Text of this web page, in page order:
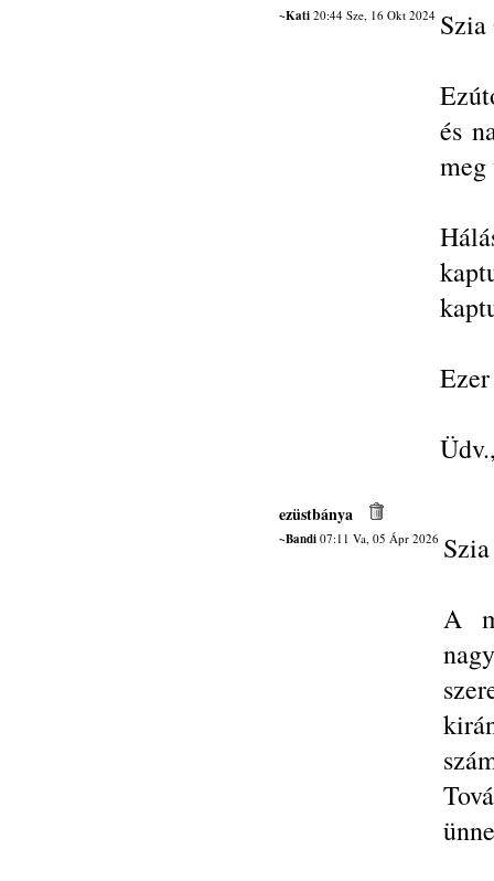
~Kati20:44 Sze, 16 Okt 2024
és
meg
ezüstbánya
~Bandi07:11 Va, 05 Ápr 2026
A